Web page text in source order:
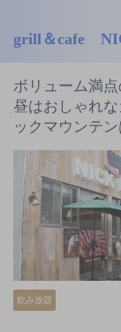
grill＆cafe
ボリューム満
昼はおしゃれ
ックマウンテ
飲み放題